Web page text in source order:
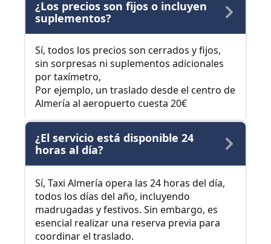
¿Los precios son fijos o incluyen
suplementos?
Sí, todos los precios son cerrados y fijos,
sin sorpresas ni suplementos adicionales
por taxímetro,
Por ejemplo, un traslado desde el centro de
Almería al aeropuerto cuesta 20€
¿El servicio está disponible 24
horas al día?
Sí, Taxi Almería opera las 24 horas del día,
todos los días del año, incluyendo
madrugadas y festivos. Sin embargo, es
esencial realizar una reserva previa para
coordinar el traslado.